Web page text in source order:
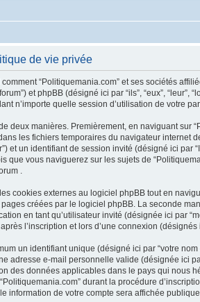
de vie privée
“Politiquemania.com” et ses sociétés
et phpBB (désigné ici par “ils”, “eux”, “leur”,
n’importe quelle session d’utilisation de votre
deux manières. Premièrement, en naviguant sur
les fichiers temporaires du navigateur internet
et un identifiant de session invité (désigné ici
que vous naviguerez sur les sujets de
.
cookies externes au logiciel phpBB tout en
créées par le logiciel phpBB. La seconde
en tant qu’utilisateur invité (désignée ici par
l’inscription et lors d’une connexion (désignés
un identifiant unique (désigné ici par “votre
adresse e-mail personnelle valide (désignée ici
des données applicables dans le pays qui nous
durant la procédure
information de votre compte sera affichée